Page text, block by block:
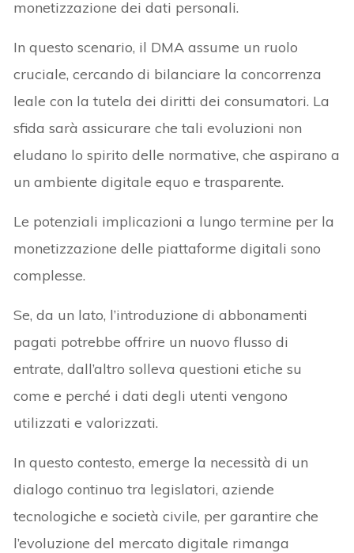
monetizzazione dei dati personali.
In questo scenario, il DMA assume un ruolo
cruciale, cercando di bilanciare la concorrenza
leale con la tutela dei diritti dei consumatori. La
sfida sarà assicurare che tali evoluzioni non
eludano lo spirito delle normative, che aspirano a
un ambiente digitale equo e trasparente.
Le potenziali implicazioni a lungo termine per la
monetizzazione delle piattaforme digitali sono
complesse.
Se, da un lato, l’introduzione di abbonamenti
pagati potrebbe offrire un nuovo flusso di
entrate, dall’altro solleva questioni etiche su
come e perché i dati degli utenti vengono
utilizzati e valorizzati.
In questo contesto, emerge la necessità di un
dialogo continuo tra legislatori, aziende
tecnologiche e società civile, per garantire che
l’evoluzione del mercato digitale rimanga